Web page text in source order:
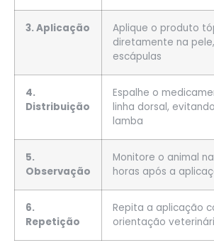
3. Aplicação
Aplique o produto
diretamente na
escápulas
4.
Distribuição
Espalhe o
linha dorsal,
lamba
5.
Observação
Monitore o animal
horas após a
6.
Repetição
Repita a aplicação
orientação